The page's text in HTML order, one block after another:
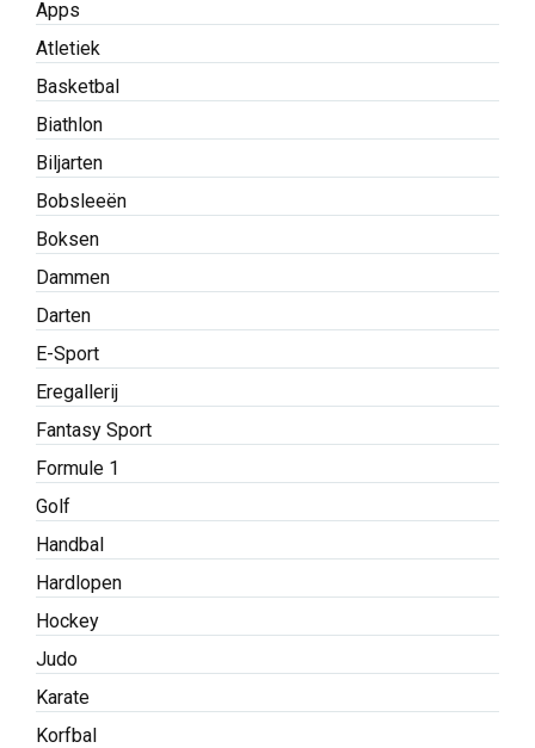
Apps
Atletiek
Basketbal
Biathlon
Biljarten
Bobsleeën
Boksen
Dammen
Darten
E-Sport
Eregallerij
Fantasy Sport
Formule 1
Golf
Handbal
Hardlopen
Hockey
Judo
Karate
Korfbal